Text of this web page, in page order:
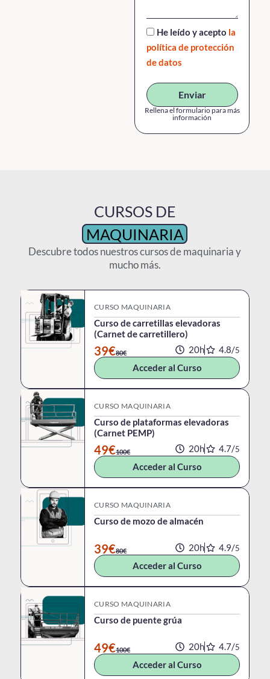
He leído y acepto la
política de protección
de datos
Enviar
Rellena el formulario para más
información
CURSOS DE
MAQUINARIA
Descubre todos nuestros cursos de maquinaria y
mucho más.
CURSO MAQUINARIA
Curso de carretillas elevadoras
(Carnet de carretillero)
39€80€ 20h 4.8/5
Acceder al Curso
CURSO MAQUINARIA
Curso de plataformas elevadoras
(Carnet PEMP)
49€100€ 20h 4.7/5
Acceder al Curso
CURSO MAQUINARIA
Curso de mozo de almacén
39€80€ 20h 4.9/5
Acceder al Curso
CURSO MAQUINARIA
Curso de puente grúa
49€100€ 20h 4.7/5
Acceder al Curso